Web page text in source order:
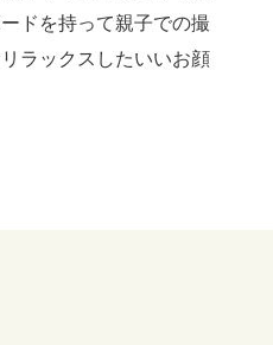
ドを持って親子での撮
ラックスしたいいお顔